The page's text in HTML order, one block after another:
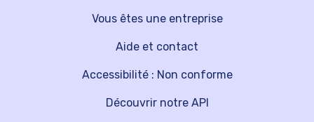
Vous êtes une entreprise
Découvrir notre API
Aide et contact
Accessibilité : Non conforme